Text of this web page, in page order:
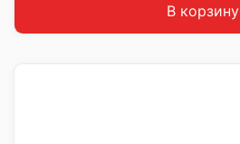
В корзину